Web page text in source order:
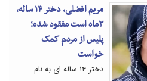
مریم افضلی، دختر ۱۴ ساله،
۳ماه است مفقود شده؛
پلیس از مردم کمک
خواست
دختر ۱۴ ساله ای به نام